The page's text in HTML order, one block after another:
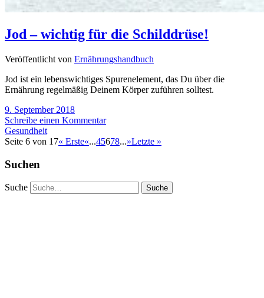
Jod – wichtig für die Schilddrüse!
Veröffentlicht von Ernährungshandbuch
Jod ist ein lebenswichtiges Spurenelement, das Du über die
Ernährung regelmäßig Deinem Körper zuführen solltest.
9. September 2018
Schreibe einen Kommentar
Gesundheit
Seite 6 von 17« Erste«...45678...»Letzte »
Suchen
Suche